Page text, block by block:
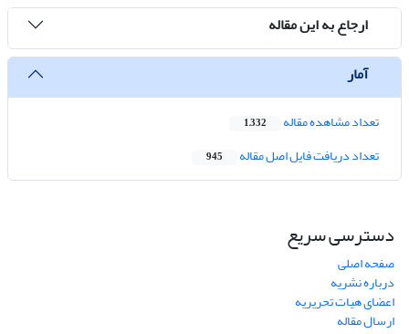
ارجاع به این مقاله
آمار
تعداد مشاهده مقاله 1,332
تعداد دریافت فایل اصل مقاله 945
دسترسی سریع
صفحه اصلی
درباره نشریه
اعضای هیات تحریریه
ارسال مقاله